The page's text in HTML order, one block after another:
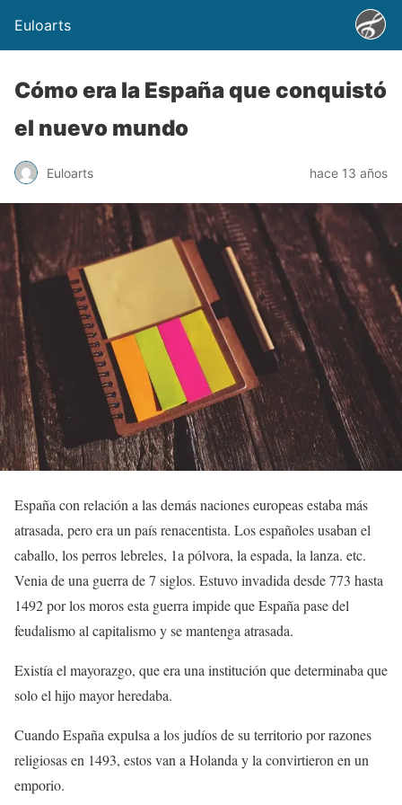
Euloarts
Cómo era la España que conquistó
el nuevo mundo
Euloarts hace 13 años
España con relación a las demás naciones europeas estaba más
atrasada, pero era un país renacentista. Los españoles usaban el
caballo, los perros lebreles, 1a pólvora, la espada, la lanza. etc.
Venia de una guerra de 7 siglos. Estuvo invadida desde 773 hasta
1492 por los moros esta guerra impide que España pase del
feudalismo al capitalismo y se mantenga atrasada.
Existía el mayorazgo, que era una institución que determinaba que
solo el hijo mayor heredaba.
Cuando España expulsa a los judíos de su territorio por razones
religiosas en 1493, estos van a Holanda y la convirtieron en un
emporio.